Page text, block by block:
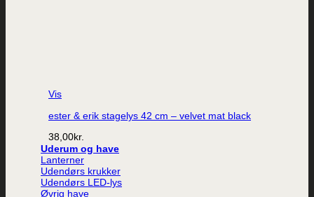
Vis
ester & erik stagelys 42 cm – velvet mat black
38,00kr.
Uderum og have
Lanterner
Udendørs krukker
Udendørs LED-lys
Øvrig have